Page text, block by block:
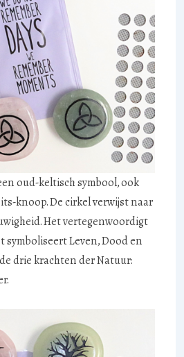
oud-keltisch symbool, ook
knoop. De cirkel verwijst naar
Het vertegenwoordigt
symboliseert Leven, Dood en
drie krachten der Natuur: